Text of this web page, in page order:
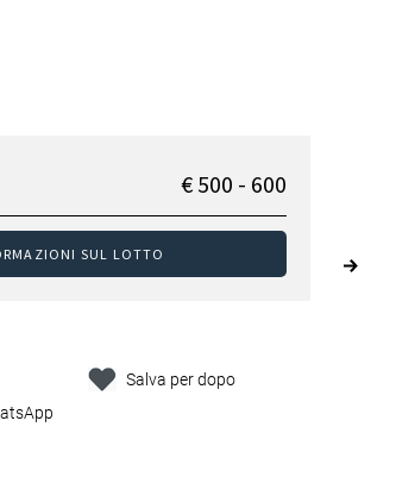
€ 500 - 600
SUL LOTTO
Salva per dopo